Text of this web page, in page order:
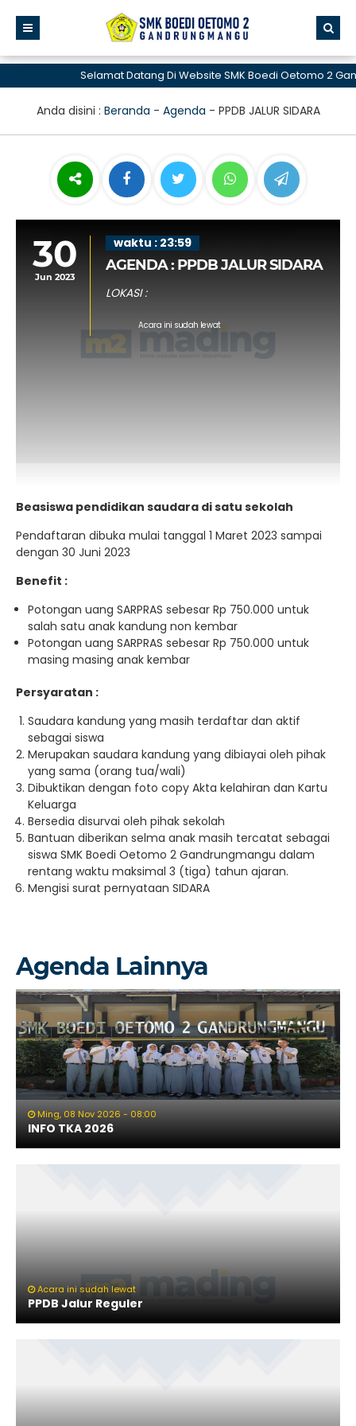
Selamat Datang Di Website SMK Boedi Oetomo 2
Anda disini : Beranda - Agenda - PPDB JALUR SIDARA
30
Jun 2023
waktu : 23:59
AGENDA : PPDB JALUR SIDARA
LOKASI :
Acara ini sudah lewat
Beasiswa pendidikan saudara di satu sekolah
Pendaftaran dibuka mulai tanggal 1 Maret 2023 sampai
dengan 30 Juni 2023
Benefit :
Potongan uang SARPRAS sebesar Rp 750.000 untuk
salah satu anak kandung non kembar
Potongan uang SARPRAS sebesar Rp 750.000 untuk
masing masing anak kembar
Persyaratan :
Saudara kandung yang masih terdaftar dan aktif
sebagai siswa
Merupakan saudara kandung yang dibiayai oleh pihak
yang sama (orang tua/wali)
Dibuktikan dengan foto copy Akta kelahiran dan Kartu
Keluarga
Bersedia disurvai oleh pihak sekolah
Bantuan diberikan selma anak masih tercatat sebagai
siswa SMK Boedi Oetomo 2 Gandrungmangu dalam
rentang waktu maksimal 3 (tiga) tahun ajaran.
Mengisi surat pernyataan SIDARA
Agenda Lainnya
Ming, 08 Nov 2026 - 08:00
INFO TKA 2026
Acara ini sudah lewat
PPDB Jalur Reguler